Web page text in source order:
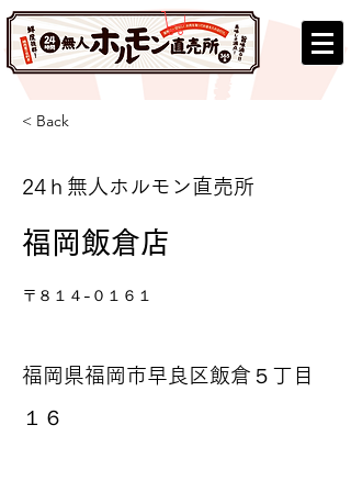
< Back
24ｈ無人ホルモン直売所
福岡飯倉店
〒８１４-０１６１
福岡県福岡市早良区飯倉５丁目
１６